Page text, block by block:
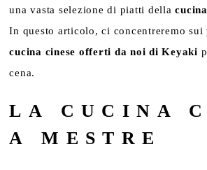
una vasta selezione di piatti della
In questo articolo, ci concentreremo sui
cucina cinese offerti da noi di Keyaki
cena.
LA CUCINA
A MESTRE